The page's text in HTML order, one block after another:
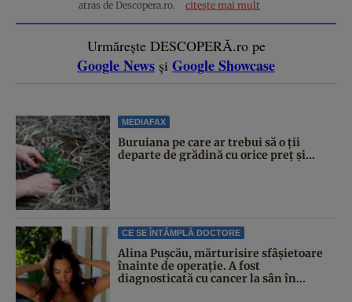
atras de Descopera.ro.
citește mai mult
Urmărește DESCOPERĂ.ro pe
Google News și Google Showcase
MEDIAFAX
Buruiana pe care ar trebui să o ții
departe de grădină cu orice preț și...
CE SE ÎNTÂMPLĂ DOCTORE
Alina Pușcău, mărturisire sfâșietoare
înainte de operație. A fost
diagnosticată cu cancer la sân în...